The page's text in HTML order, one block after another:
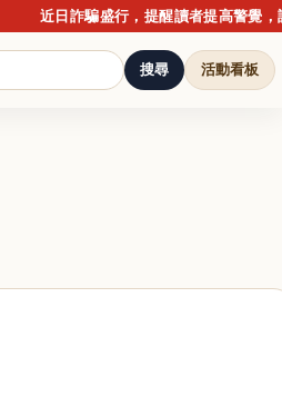
近日詐騙盛行，提醒讀者提高警覺，請勿
搜尋 活動看板